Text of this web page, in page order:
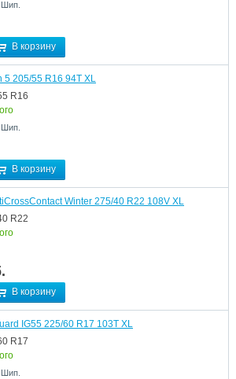
В корзину
5 205/55 R16 94T XL
R16
В корзину
Winter 275/40 R22 108V XL
R22
В корзину
IG55 225/60 R17 103T XL
R17